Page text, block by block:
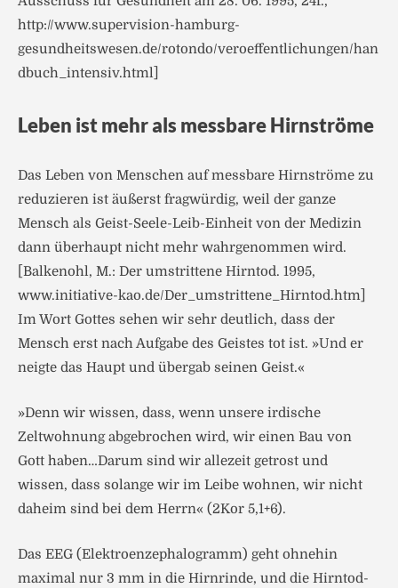
http://www.supervision-hamburg-
gesundheitswesen.de/rotondo/veroeffentlichungen/han
dbuch_intensiv.html]
Leben ist mehr als messbare Hirnströme
Das Leben von Menschen auf messbare Hirnströme zu
reduzieren ist äußerst fragwürdig, weil der ganze
Mensch als Geist-Seele-Leib-Einheit von der Medizin
dann überhaupt nicht mehr wahrgenommen wird.
[Balkenohl, M.: Der umstrittene Hirntod. 1995,
www.initiative-kao.de/Der_umstrittene_Hirntod.htm]
Im Wort Gottes sehen wir sehr deutlich, dass der
Mensch erst nach Aufgabe des Geistes tot ist. »Und er
neigte das Haupt und übergab seinen Geist.«
»Denn wir wissen, dass, wenn unsere irdische
Zeltwohnung abgebrochen wird, wir einen Bau von
Gott haben…Darum sind wir allezeit getrost und
wissen, dass solange wir im Leibe wohnen, wir nicht
daheim sind bei dem Herrn« (2Kor 5,1+6).
Das EEG (Elektroenzephalogramm) geht ohnehin
maximal nur 3 mm in die Hirnrinde, und die Hirntod-